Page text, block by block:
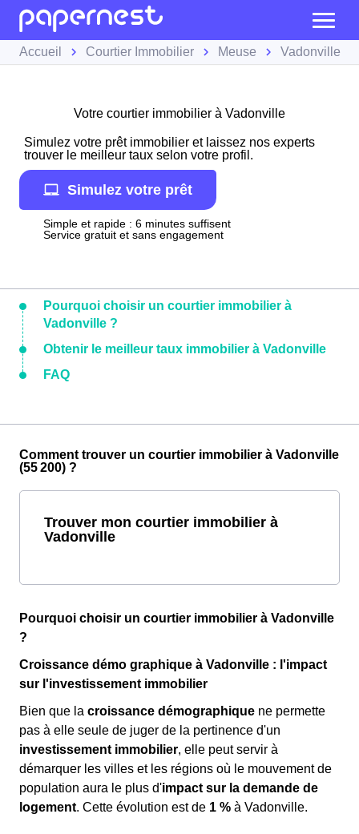
Accueil Courtier Immobilier Meuse Vadonville
Votre courtier immobilier à Vadonville
Simulez votre prêt immobilier et laissez nos experts
trouver le meilleur taux selon votre profil.
Simulez votre prêt
Simple et rapide : 6 minutes suffisent
Service gratuit et sans engagement
Pourquoi choisir un courtier immobilier à
Vadonville ?
Obtenir le meilleur taux immobilier à Vadonville
FAQ
Comment trouver un courtier immobilier à Vadonville
(55 200) ?
Trouver mon courtier immobilier à
Vadonville
Pourquoi choisir un courtier immobilier à Vadonville
?
Croissance démo graphique à Vadonville : l'impact
sur l'investissement immobilier
Bien que la croissance démographique ne permette
pas à elle seule de juger de la pertinence d'un
investissement immobilier, elle peut servir à
démarquer les villes et les régions où le mouvement de
population aura le plus d'impact sur la demande de
logement. Cette évolution est de 1 % à Vadonville.